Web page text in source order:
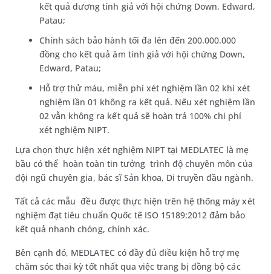
kết quả dương tính giả với hội chứng Down, Edward,
Patau;
Chính sách bảo hành tối đa lên đến 200.000.000
đồng cho kết quả âm tính giả với hội chứng Down,
Edward, Patau;
Hỗ trợ thử máu, miễn phí xét nghiệm lần 02 khi xét
nghiệm lần 01 không ra kết quả. Nếu xét nghiệm lần
02 vẫn không ra kết quả sẽ hoàn trả 100% chi phí
xét nghiệm NIPT.
Lựa chọn thực hiện xét nghiệm NIPT tại MEDLATEC là mẹ
bầu có thể hoàn toàn tin tưởng trình độ chuyên môn của
đội ngũ chuyên gia, bác sĩ Sản khoa, Di truyền đầu ngành.
Tất cả các mẫu đều được thực hiện trên hệ thống máy xét
nghiệm đạt tiêu chuẩn Quốc tế ISO 15189:2012 đảm bảo
kết quả nhanh chóng, chính xác.
Bên cạnh đó, MEDLATEC có đầy đủ điều kiện hỗ trợ mẹ
chăm sóc thai kỳ tốt nhất qua việc trang bị đồng bộ các